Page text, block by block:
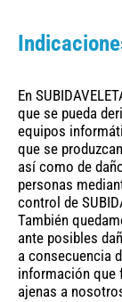
En
que se pueda
equipos
que se
así como de
personas
control de
También
ante posibles
a consecuencia
información que
ajenas a